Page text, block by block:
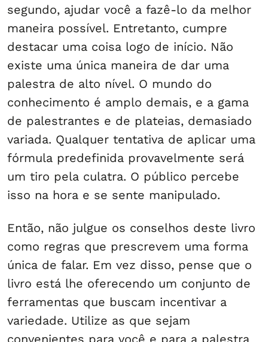
segundo, ajudar você a fazê-lo da melhor
maneira possível. Entretanto, cumpre
destacar uma coisa logo de início. Não
existe uma única maneira de dar uma
palestra de alto nível. O mundo do
conhecimento é amplo demais, e a gama
de palestrantes e de plateias, demasiado
variada. Qualquer tentativa de aplicar uma
fórmula predefinida provavelmente será
um tiro pela culatra. O público percebe
isso na hora e se sente manipulado.
Então, não julgue os conselhos deste livro
como regras que prescrevem uma forma
única de falar. Em vez disso, pense que o
livro está lhe oferecendo um conjunto de
ferramentas que buscam incentivar a
variedade. Utilize as que sejam
convenientes para você e para a palestra